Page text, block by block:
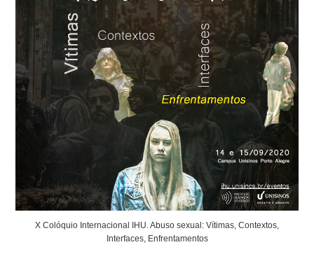
X Colóquio Internacional IHU. Abuso sexual: Vítimas, Contextos,
Interfaces, Enfrentamentos